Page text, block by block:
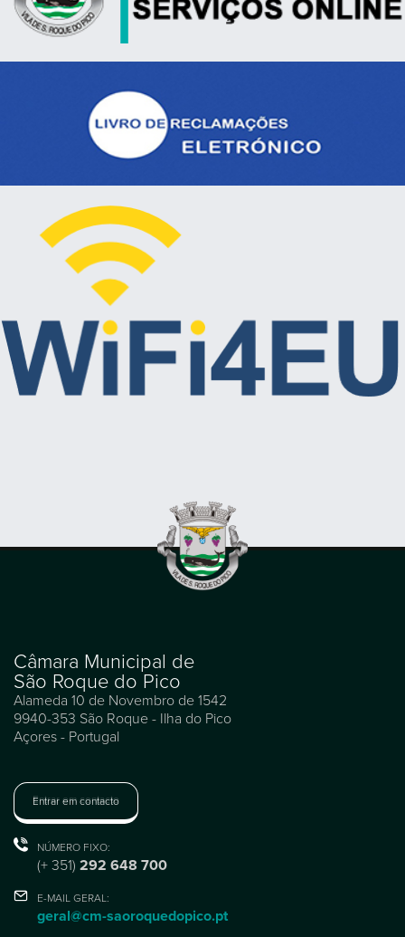
Câmara Municipal de
São Roque do Pico
Alameda 10 de Novembro de 1542
9940-353 São Roque - Ilha do Pico
Açores - Portugal
Entrar em contacto
NÚMERO FIXO:
(+ 351) 292 648 700
E-MAIL GERAL:
geral@cm-saoroquedopico.pt